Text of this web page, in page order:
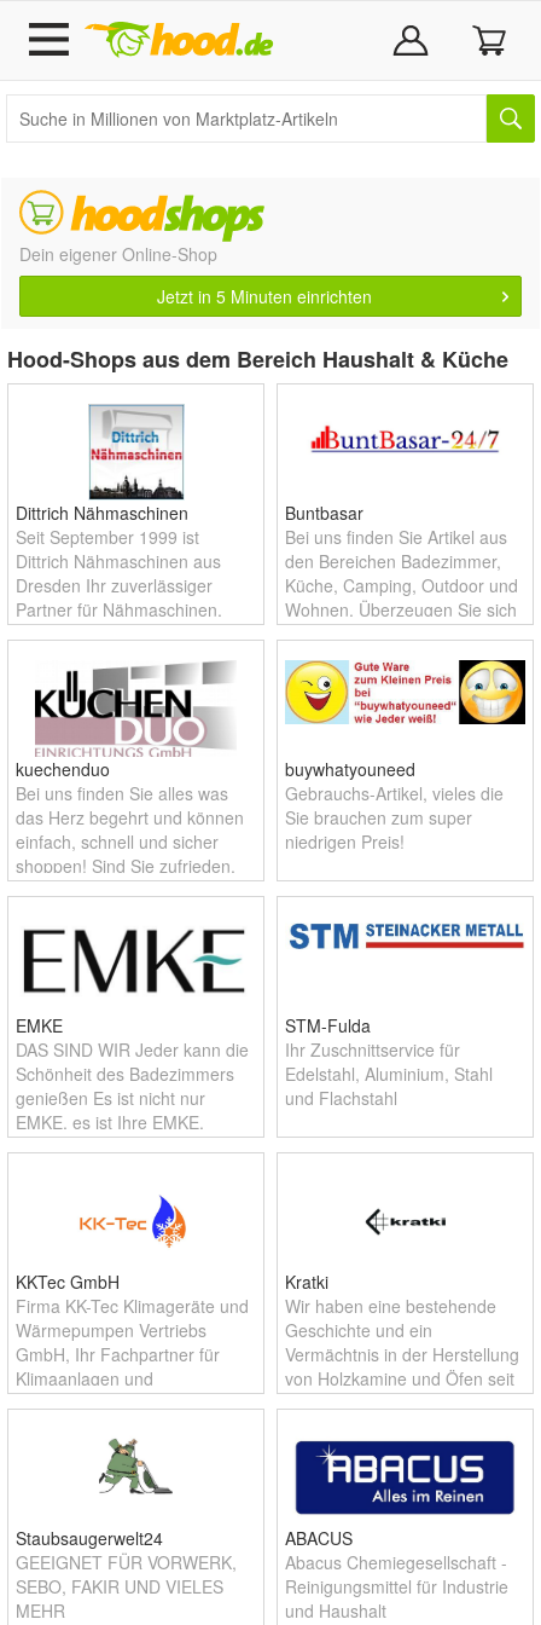
Dein eigener Online-Shop
Jetzt in 5 Minuten einrichten
Hood-Shops aus dem Bereich Haushalt & Küche
Dittrich Nähmaschinen
Seit September 1999 ist
Dittrich Nähmaschinen aus
Dresden Ihr zuverlässiger
Partner für Nähmaschinen,
Stickmaschinen, Overlock,
Zubehör und Ersatzteile.
Buntbasar
Bei uns finden Sie Artikel aus
den Bereichen Badezimmer,
Küche, Camping, Outdoor und
Wohnen. Überzeugen Sie sich
von modernen Produkten, zu
einem super Preis-
Leistungsverhältnis. Ob privat
oder gewerb
kuechenduo
Bei uns finden Sie alles was
das Herz begehrt und können
einfach, schnell und sicher
shoppen! Sind Sie zufrieden,
sind wir es auch!
buywhatyouneed
Gebrauchs-Artikel, vieles die
Sie brauchen zum super
niedrigen Preis!
EMKE
DAS SIND WIR Jeder kann die
Schönheit des Badezimmers
genießen Es ist nicht nur
EMKE, es ist Ihre EMKE.
STM-Fulda
Ihr Zuschnittservice für
Edelstahl, Aluminium, Stahl
und Flachstahl
KKTec GmbH
Firma KK-Tec Klimageräte und
Wärmepumpen Vertriebs
GmbH, Ihr Fachpartner für
Klimaanlagen und
Wärmepumpen
Kratki
Wir haben eine bestehende
Geschichte und ein
Vermächtnis in der Herstellung
von Holzkamine und Öfen seit
1998. Zu den Kratki-Geräten
Ethanolkamine,
Gartenheizgeräte im Freien, Gr
Staubsaugerwelt24
GEEIGNET FÜR VORWERK,
SEBO, FAKIR UND VIELES
MEHR
ABACUS
Abacus Chemiegesellschaft -
Reinigungsmittel für Industrie
und Haushalt